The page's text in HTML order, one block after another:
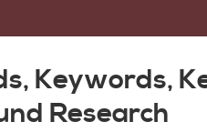
Keywords,
Research